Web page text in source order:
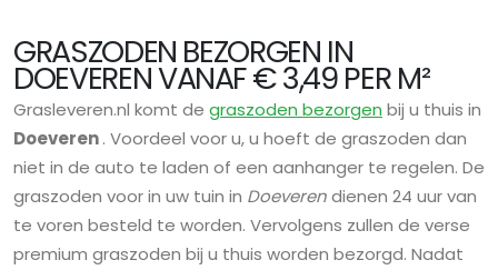
GRASZODEN BEZORGEN IN
DOEVEREN VANAF € 3,49 PER M²
Grasleveren.nl komt de graszoden bezorgen bij u thuis in
Doeveren. Voordeel voor u, u hoeft de graszoden dan
niet in de auto te laden of een aanhanger te regelen. De
graszoden voor in uw tuin in Doeverendienen 24 uur van
te voren besteld te worden. Vervolgens zullen de verse
premium graszoden bij u thuis worden bezorgd. Nadat